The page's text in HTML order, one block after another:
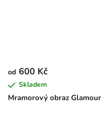
Mramorový obraz Glamour
od 600 Kč
Skladem